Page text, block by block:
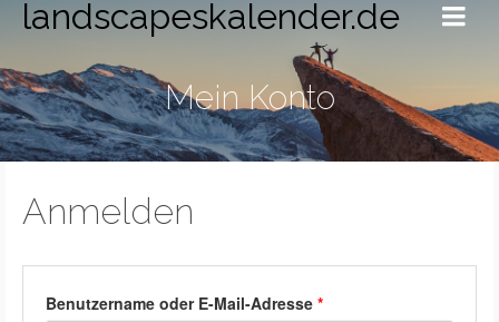
landscapeskalender.de
Mein Konto
Anmelden
Benutzername oder E-Mail-Adresse *Erforderlich